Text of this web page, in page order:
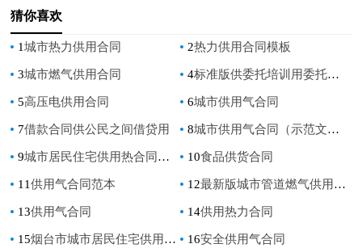
猜你喜欢
1城市热力供用合同 2热力供用合同模板
3城市燃气供用合同 4标准版供委托培训用委托合同
5高压电供用合同 6城市供用气合同
7借款合同供公民之间借贷用 8城市供用气合同（示范文本）
9城市居民住宅供用热合同范本 10食品供货合同
11供用气合同范本 12最新版城市管道燃气供用气合同
13供用气合同 14供用热力合同
15烟台市城市居民住宅供用合同 16安全供用气合同